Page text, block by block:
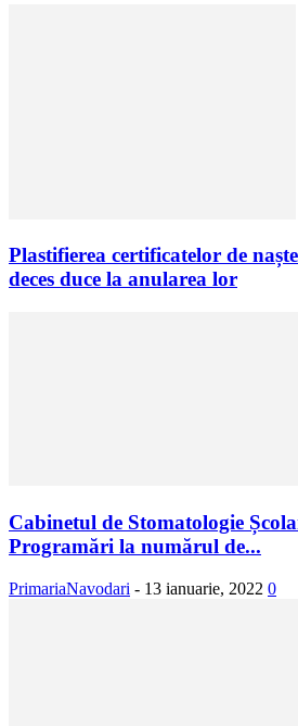
Plastifierea certificatelor de
deces duce la anularea lor
Cabinetul de Stomatologie
Programări la numărul de...
PrimariaNavodari - 13 ianuarie, 2022 0